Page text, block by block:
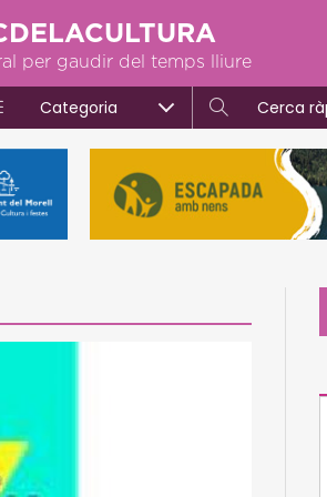
per gaudir del temps lliure
Categoria Cerca